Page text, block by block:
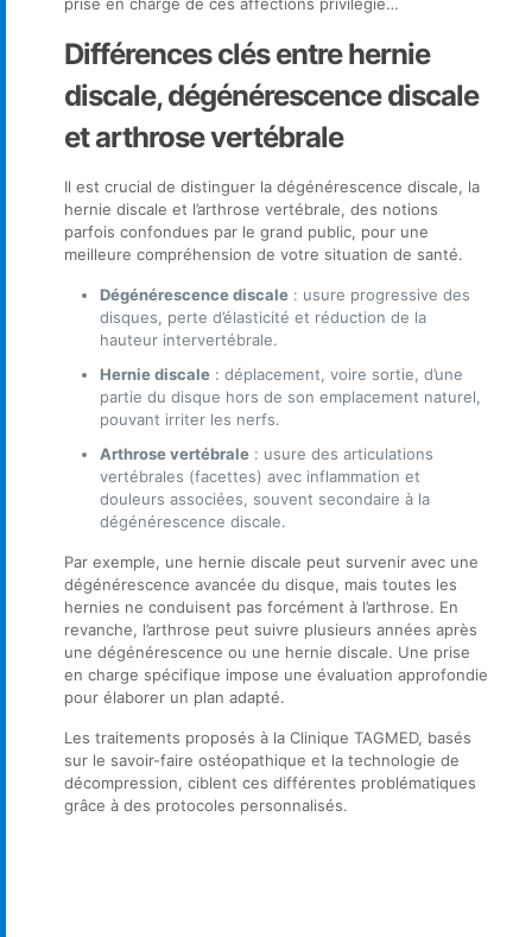
Différences clés entre hernie
discale, dégénérescence discale
et arthrose vertébrale
Il est crucial de distinguer la dégénérescence discale, la
hernie discale et l’arthrose vertébrale, des notions
parfois confondues par le grand public, pour une
meilleure compréhension de votre situation de santé.
Dégénérescence discale: usure progressive des
disques, perte d’élasticité et réduction de la
hauteur intervertébrale.
Hernie discale: déplacement, voire sortie, d’une
partie du disque hors de son emplacement naturel,
pouvant irriter les nerfs.
Arthrose vertébrale: usure des articulations
vertébrales (facettes) avec inflammation et
douleurs associées, souvent secondaire à la
dégénérescence discale.
Par exemple, une hernie discale peut survenir avec une
dégénérescence avancée du disque, mais toutes les
hernies ne conduisent pas forcément à l’arthrose. En
revanche, l’arthrose peut suivre plusieurs années après
une dégénérescence ou une hernie discale. Une prise
en charge spécifique impose une évaluation approfondie
pour élaborer un plan adapté.
Les traitements proposés à la Clinique TAGMED, basés
sur le savoir-faire ostéopathique et la technologie de
décompression, ciblent ces différentes problématiques
grâce à des protocoles personnalisés.